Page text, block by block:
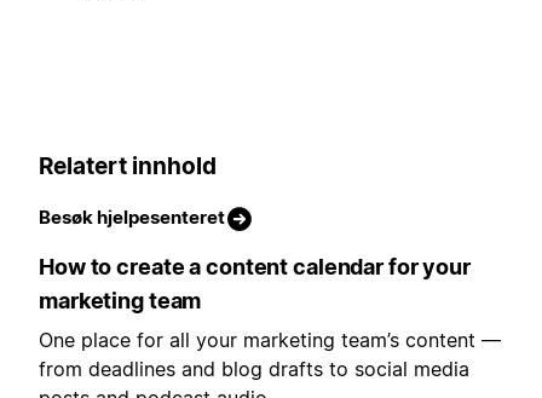
Relatert innhold
Besøk hjelpesenteret
How to create a content calendar for your
marketing team
One place for all your marketing team’s content —
from deadlines and blog drafts to social media